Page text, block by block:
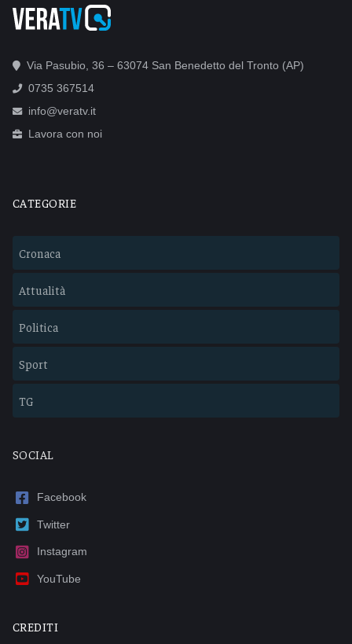
Via Pasubio, 36 – 63074 San Benedetto del Tronto (AP)
0735 367514
info@veratv.it
Lavora con noi
CATEGORIE
Cronaca
Attualità
Politica
Sport
TG
SOCIAL
Facebook
Twitter
Instagram
YouTube
CREDITI